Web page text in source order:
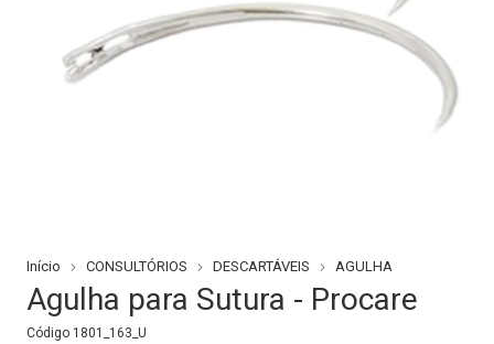
Início CONSULTÓRIOS DESCARTÁVEIS AGULHA
Agulha para Sutura - Procare
Código 1801_163_U